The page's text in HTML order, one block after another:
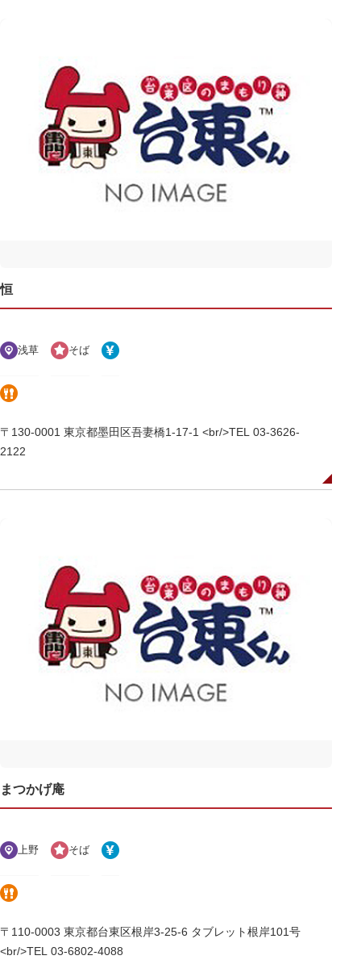
恒
浅草 そば
〒130-0001 東京都墨田区吾妻橋1-17-1 <br/>TEL 03-3626-
2122
まつかげ庵
上野 そば
〒110-0003 東京都台東区根岸3-25-6 タブレット根岸101号
<br/>TEL 03-6802-4088